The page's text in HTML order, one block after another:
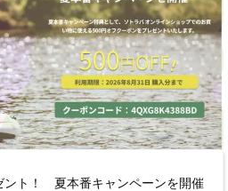
ント！ 夏本番キャンペーンを開催